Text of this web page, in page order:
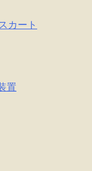
カート
置